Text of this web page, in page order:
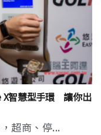
X智慧型手環 讓你出
超商、停...